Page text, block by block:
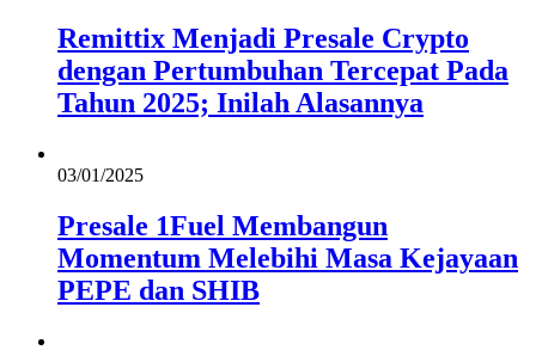
Remittix Menjadi Presale Crypto
dengan Pertumbuhan Tercepat Pada
Tahun 2025; Inilah Alasannya
03/01/2025
Presale 1Fuel Membangun
Momentum Melebihi Masa Kejayaan
PEPE dan SHIB